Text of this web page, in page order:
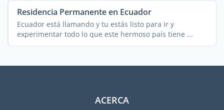
Residencia Permanente en Ecuador
Ecuador está llamando y tu estás listo para ir y
experimentar todo lo que este hermoso país tiene ...
ACERCA